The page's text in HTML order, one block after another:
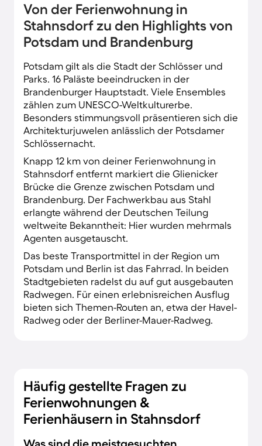
dem Rad anfahren. Damit liegst du genau im
Trend, denn in der Metropolregion
Berlin/Brandenburg gibt es
überdurchschnittlich viele Radfahrer.
Von der Ferienwohnung in
Stahnsdorf zu den Highlights von
Potsdam und Brandenburg
Potsdam gilt als die Stadt der Schlösser und
Parks. 16 Paläste beeindrucken in der
Brandenburger Hauptstadt. Viele Ensembles
zählen zum UNESCO-Weltkulturerbe.
Besonders stimmungsvoll präsentieren sich die
Architekturjuwelen anlässlich der Potsdamer
Schlössernacht.
Knapp 12 km von deiner Ferienwohnung in
Stahnsdorf entfernt markiert die Glienicker
Brücke die Grenze zwischen Potsdam und
Brandenburg. Der Fachwerkbau aus Stahl
erlangte während der Deutschen Teilung
weltweite Bekanntheit: Hier wurden mehrmals
Agenten ausgetauscht.
Das beste Transportmittel in der Region um
Potsdam und Berlin ist das Fahrrad. In beiden
Stadtgebieten radelst du auf gut ausgebauten
Radwegen. Für einen erlebnisreichen Ausflug
bieten sich Themen-Routen an, etwa der Havel-
Radweg oder der Berliner-Mauer-Radweg.
Häufig gestellte Fragen zu
Ferienwohnungen &
Ferienhäusern in Stahnsdorf